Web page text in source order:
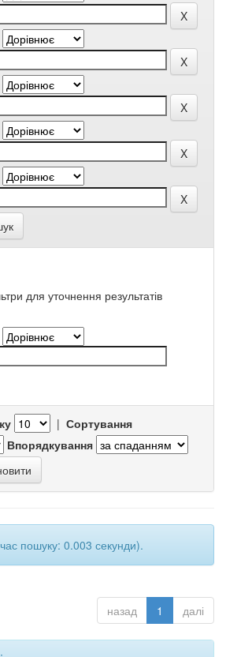
для уточнення результатів
| Сортування
Впорядкування
пошуку: 0.003 секунди).
назад 1 далі